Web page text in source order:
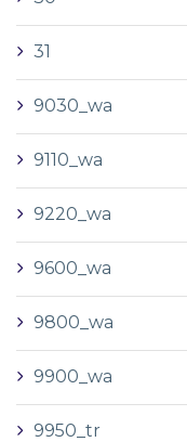
31
9030_wa
9110_wa
9220_wa
9600_wa
9800_wa
9900_wa
9950_tr